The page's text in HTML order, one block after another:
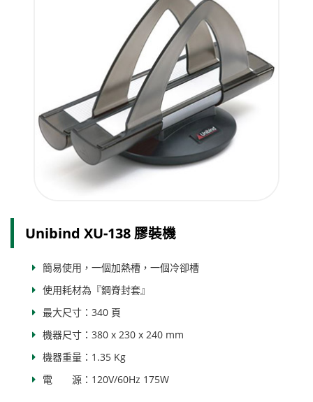
Unibind XU-138 膠裝機
簡易使用，一個加熱槽，一個冷卻槽
使用耗材為『鋼脊封套』
最大尺寸：340 頁
機器尺寸：380 x 230 x 240 mm
機器重量：1.35 Kg
電 源：120V/60Hz 175W